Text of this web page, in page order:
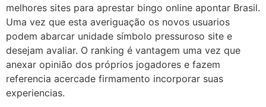
melhores sites para aprestar bingo online apontar Brasil.
Uma vez que esta averiguação os novos usuarios
podem abarcar unidade símbolo pressuroso site e
desejam avaliar. O ranking é vantagem uma vez que
anexar opinião dos próprios jogadores e fazem
referencia acercade firmamento incorporar suas
experiencias.